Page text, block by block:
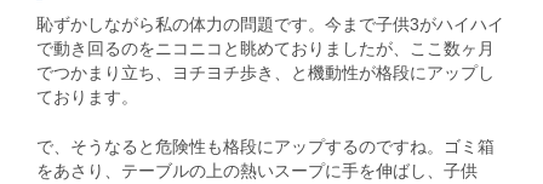
恥ずかしながら私の体力の問題です。今まで子供3がハイハイ
で動き回るのをニコニコと眺めておりましたが、ここ数ヶ月
でつかまり立ち、ヨチヨチ歩き、と機動性が格段にアップし
ております。
で、そうなると危険性も格段にアップするのですね。ゴミ箱
をあさり、テーブルの上の熱いスープに手を伸ばし、子供